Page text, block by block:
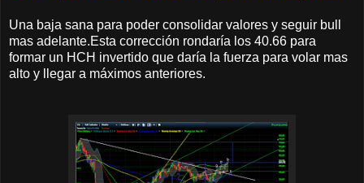
Una baja sana para poder consolidar valores y seguir bull
mas adelante.Esta corrección rondaría los 40.66 para
formar un HCH invertido que daría la fuerza para volar mas
alto y llegar a máximos anteriores.